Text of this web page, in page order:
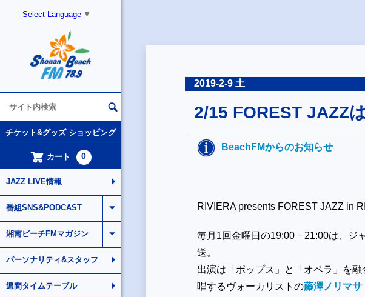
Select Language ▼
チケット&グッズ ショッピング
カート 0
JAZZ LIVE情報
番組SNS&PODCAST
湘南ビーチFMマガジン
パーソナリティ&スタッフ
週間タイムテーブル
2019-2-9 土
2/15 FOREST JAZZ
BeachFMからのお知らせ
RIVIERA presents FOREST JAZZ in
毎月 1回金曜日の19:00－21:00は、ジ
送。
出演は 「ポップス」と「オペラ」を
唱するヴォーカリストの藤澤ノリマサ